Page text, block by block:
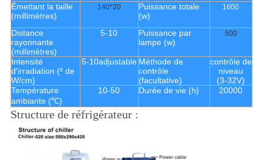
Émettant la taille
(millimètres)
140*20
Puissance totale
(w)
1600
Distance
rayonnante
(millimètres)
5-10
Puissance par
lampe (w)
500
Intensité
d'irradiation (² de
W/cm)
5-10adjustable Méthode de
contrôle
(facultative)
contrôle de
niveau
(3-32V)
Température
ambiante (℃)
10-50 Durée de vie (h) 20000
Structure de réfrigérateur :